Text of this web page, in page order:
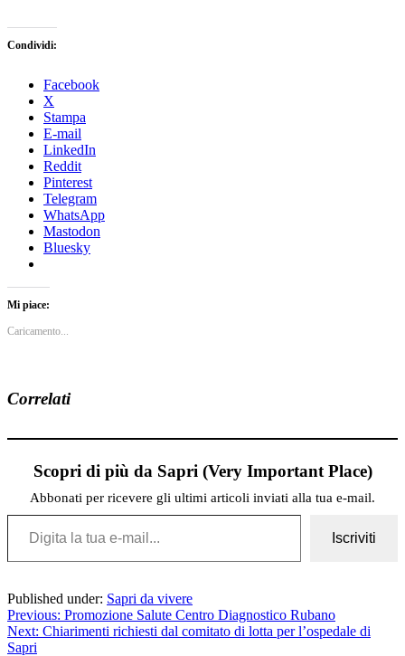
Condividi:
Facebook
X
Stampa
E-mail
LinkedIn
Reddit
Pinterest
Telegram
WhatsApp
Mastodon
Bluesky
Mi piace:
Caricamento...
Correlati
Scopri di più da Sapri (Very Important Place)
Abbonati per ricevere gli ultimi articoli inviati alla tua e-mail.
Digita la tua e-mail...
Iscriviti
Published under: Sapri da vivere
Previous: Promozione Salute Centro Diagnostico Rubano
Next: Chiarimenti richiesti dal comitato di lotta per l’ospedale di
Sapri